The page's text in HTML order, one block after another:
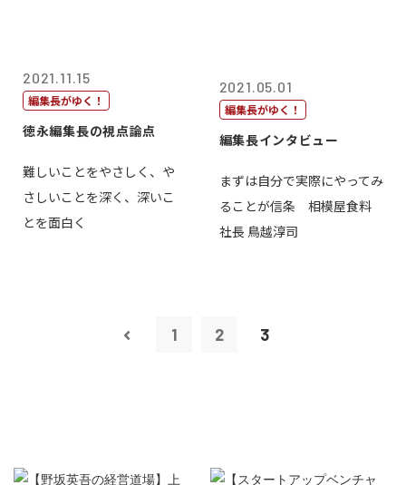
2021.11.15
編集長がゆく！
徳永編集長の視点論点
難しいことをやさしく、や
さしいことを深く、深いこ
とを面白く
2021.05.01
編集長がゆく！
編集長インタビュー
まずは自分で実際にやってみ
ることが信条 相模屋食料
社長 鳥越淳司
1 2 3